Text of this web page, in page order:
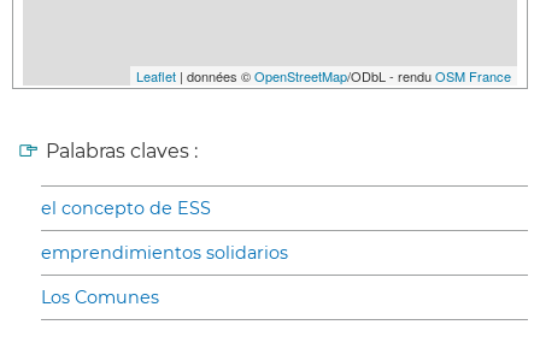
Leaflet | données ©OpenStreetMap/ODbL - renduOSM France
Palabras claves :
el concepto de ESS
emprendimientos solidarios
Los Comunes